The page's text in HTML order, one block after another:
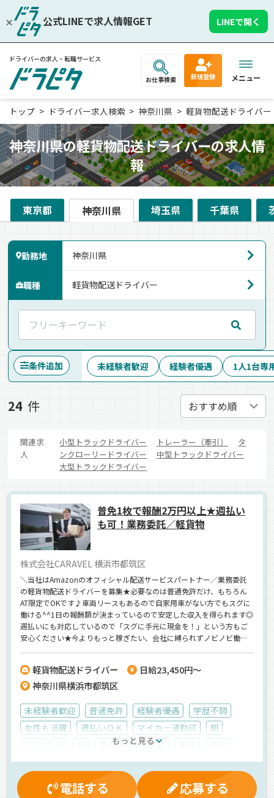
公式LINEで求人情報GET LINEで開く
ドライバーの求人・転職サービス
お仕事検索 新規登録 メニュー
トップ ドライバー求人検索 神奈川県 軽貨物配送ドライバー
神奈川県の軽貨物配送ドライバーの求人情
報
東京都 神奈川県 埼玉県 千葉県
勤務地
職種
条件追加 未経験者歓迎 経験者優遇 1人1台専
24 件
関連求
人
小型トラックドライバー トレーラー（牽引）
タ
ンクローリードライバー
中型トラックドライバー
大型トラックドライバー
普免1枚で報酬2万円以上★週払い
も可！業務委託／軽貨物
株式会社CARAVEL 横浜市都筑区
＼当社はAmazonのオフィシャル配送サービスパートナー／業務委託
の軽貨物配送ドライバーを募集★必要なのは普通免許だけ、もちろん
AT限定でOKです♪車両リースもあるので自家用車がない方でもスグに
働ける^^1日の報酬額が決まっているので安定した収入を得られます◎
週払いにも対応しているので「スグに手元に現金を！」という方もご
安心ください★今よりもっと稼ぎたい、会社に縛られずノビノビ働き
軽貨物配送ドライバー
日給23,450円～
神奈川県横浜市都筑区
未経験者歓迎 普通免許 経験者優遇
学歴不問
女性も活躍
週払いＯＫ マイカー通勤可
朝
拠点多数 AT可
軽四輪（AT）
業務委託
もっと見る
電話する 応募する